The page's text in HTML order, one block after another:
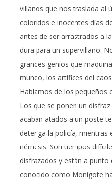
villanos que nos traslada al
coloridos e inocentes días
antes de ser arrastrados a
dura para un supervillano.
grandes genios que
mundo, los artífices del
Hablamos de los pequeños
Los que se ponen un
acaban atados a un poste
detenga la policía, mientras
némesis. Son tiempos
disfrazados y están a punto
conocido como Monigote